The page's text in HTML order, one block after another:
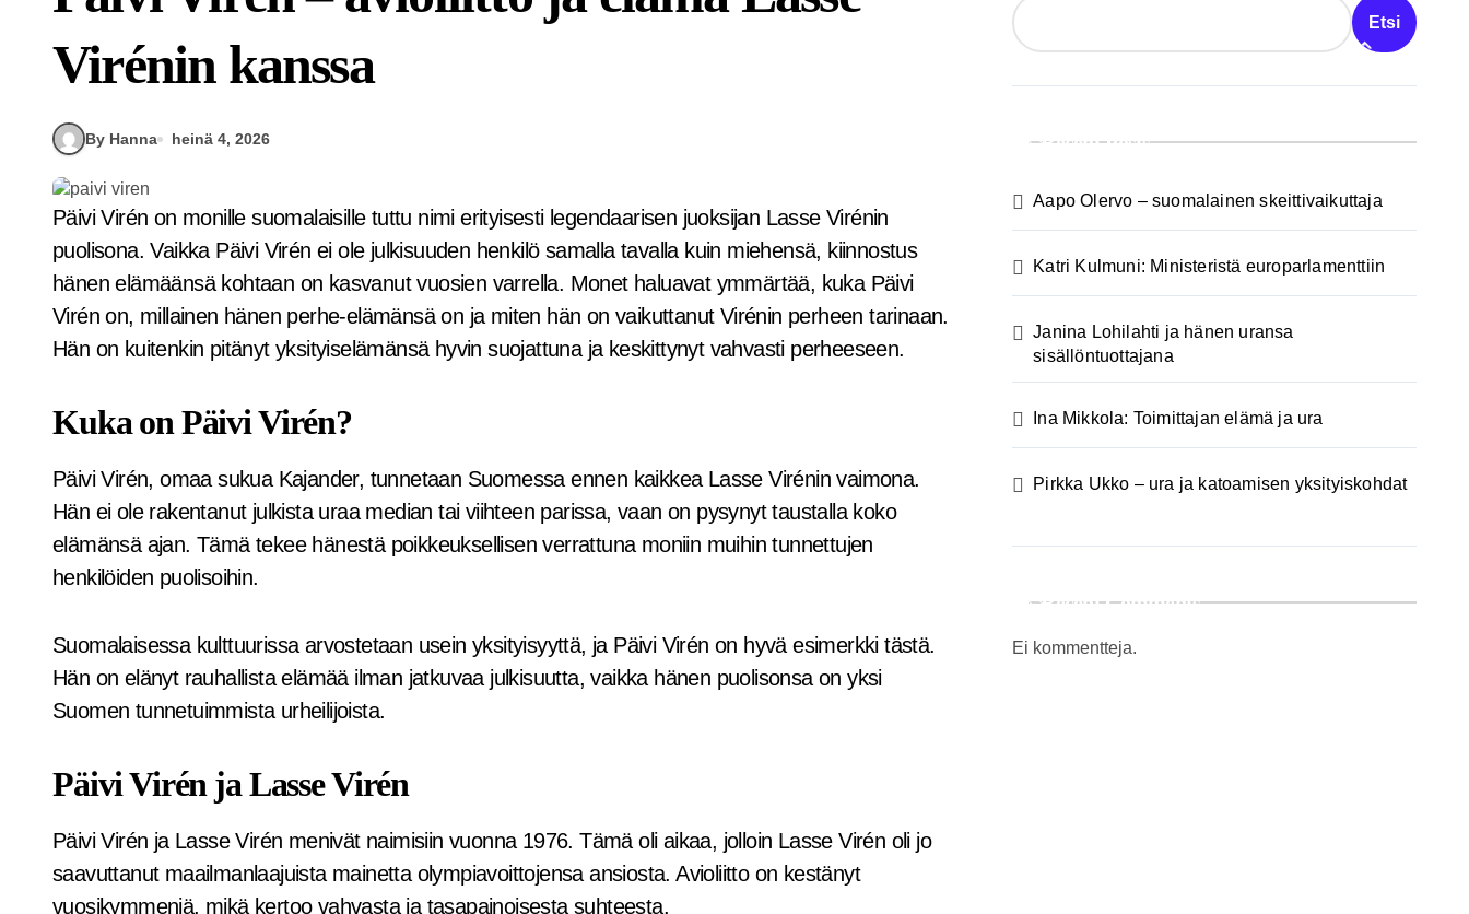
Virénin kanssa
By Hanna heinä 4, 2026
Päivi Virén on monille suomalaisille tuttu nimi erityisesti legendaarisen juoksijan Lasse Virénin
puolisona. Vaikka Päivi Virén ei ole julkisuuden henkilö samalla tavalla kuin miehensä, kiinnostus
hänen elämäänsä kohtaan on kasvanut vuosien varrella. Monet haluavat ymmärtää, kuka Päivi
Virén on, millainen hänen perhe-elämänsä on ja miten hän on vaikuttanut Virénin perheen tarinaan.
Hän on kuitenkin pitänyt yksityiselämänsä hyvin suojattuna ja keskittynyt vahvasti perheeseen.
Kuka on Päivi Virén?
Päivi Virén, omaa sukua Kajander, tunnetaan Suomessa ennen kaikkea Lasse Virénin vaimona.
Hän ei ole rakentanut julkista uraa median tai viihteen parissa, vaan on pysynyt taustalla koko
elämänsä ajan. Tämä tekee hänestä poikkeuksellisen verrattuna moniin muihin tunnettujen
henkilöiden puolisoihin.
Suomalaisessa kulttuurissa arvostetaan usein yksityisyyttä, ja Päivi Virén on hyvä esimerkki tästä.
Hän on elänyt rauhallista elämää ilman jatkuvaa julkisuutta, vaikka hänen puolisonsa on yksi
Suomen tunnetuimmista urheilijoista.
Päivi Virén ja Lasse Virén
Päivi Virén ja Lasse Virén menivät naimisiin vuonna 1976. Tämä oli aikaa, jolloin Lasse Virén oli jo
saavuttanut maailmanlaajuista mainetta olympiavoittojensa ansiosta. Avioliitto on kestänyt
vuosikymmeniä, mikä kertoo vahvasta ja tasapainoisesta suhteesta.
Etsi
Recent Posts
Aapo Olervo – suomalainen skeittivaikuttaja
Katri Kulmuni: Ministeristä europarlamenttiin
Janina Lohilahti ja hänen uransa
sisällöntuottajana
Ina Mikkola: Toimittajan elämä ja ura
Pirkka Ukko – ura ja katoamisen yksityiskohdat
Recent Comments
Ei kommentteja.